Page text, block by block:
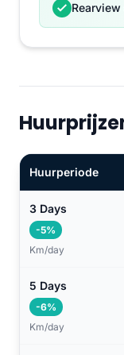
Rearview
Huurperiode
3 Days
-5%
Km/day
5 Days
-6%
Km/day